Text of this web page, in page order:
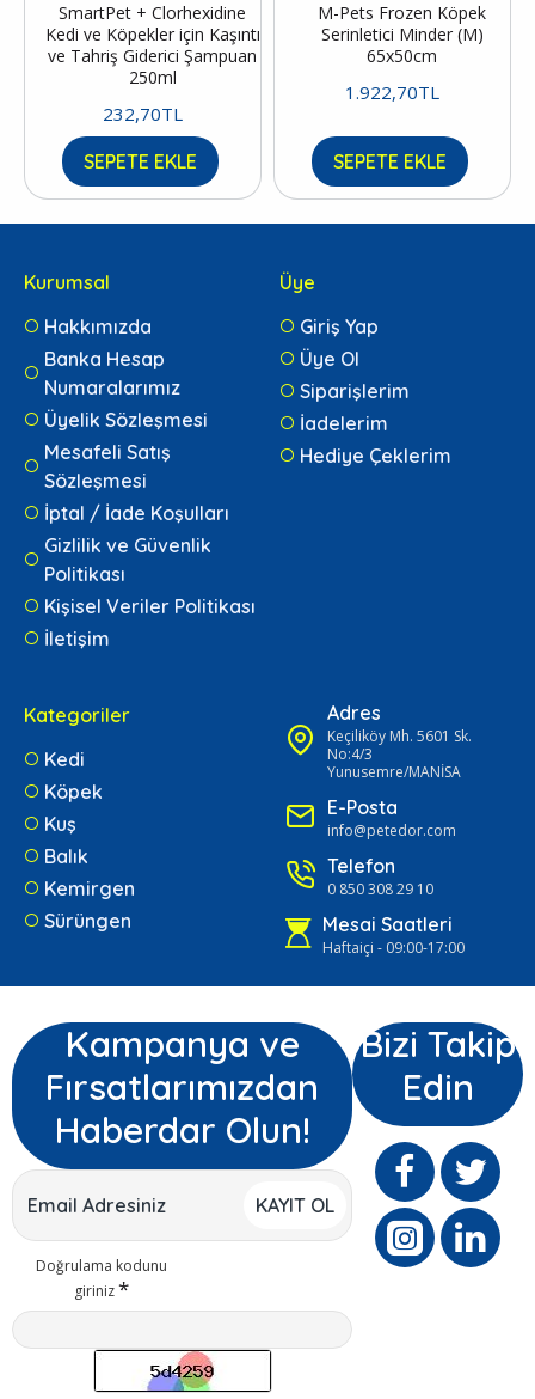
SmartPet + Clorhexidine
Kedi ve Köpekler için Kaşıntı
ve Tahriş Giderici Şampuan
250ml
232,70TL
SEPETE EKLE
M-Pets Frozen Köpek
Serinletici Minder (M)
65x50cm
1.922,70TL
SEPETE EKLE
Kurumsal
Hakkımızda
Banka Hesap
Numaralarımız
Üyelik Sözleşmesi
Mesafeli Satış
Sözleşmesi
İptal / İade Koşulları
Gizlilik ve Güvenlik
Politikası
Kişisel Veriler Politikası
İletişim
Üye
Giriş Yap
Üye Ol
Siparişlerim
İadelerim
Hediye Çeklerim
Kategoriler
Kedi
Köpek
Kuş
Balık
Kemirgen
Sürüngen
Adres
Keçiliköy Mh. 5601 Sk.
No:4/3
Yunusemre/MANİSA
E-Posta
info@petedor.com
Telefon
0 850 308 29 10
Mesai Saatleri
Haftaiçi - 09:00-17:00
Kampanya ve
Fırsatlarımızdan
Haberdar Olun!
KAYIT OL
Doğrulama kodunu
giriniz
Bizi Takip
Edin